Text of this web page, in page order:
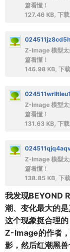
篇看懂！
127.46 KB, 下
Z-Image 模型太
篇看懂！
146.98 KB, 下
Z-Image 模型太
篇看懂！
131.63 KB, 下
Z-Image 模型太
篇看懂！
138.85 KB, 下
我发现BEYOND
潮、变化最大的是
这个现象挺合理
Z-Image的作者
影 ，然后红潮黑兽